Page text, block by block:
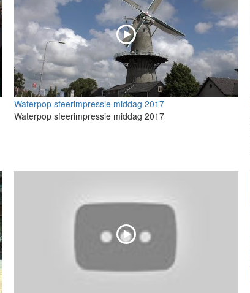
Waterpop sfeerimpressie middag 2017
Waterpop sfeerimpressie middag 2017